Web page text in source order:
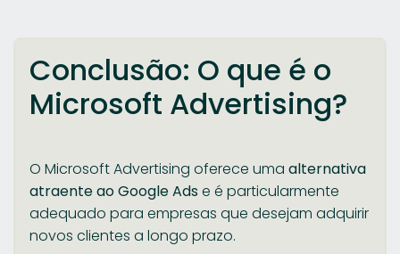
Conclusão: O que é o
Microsoft Advertising?
O Microsoft Advertising oferece uma alternativa
atraente ao Google Adse é particularmente
adequado para empresas que desejam adquirir
novos clientes a longo prazo.